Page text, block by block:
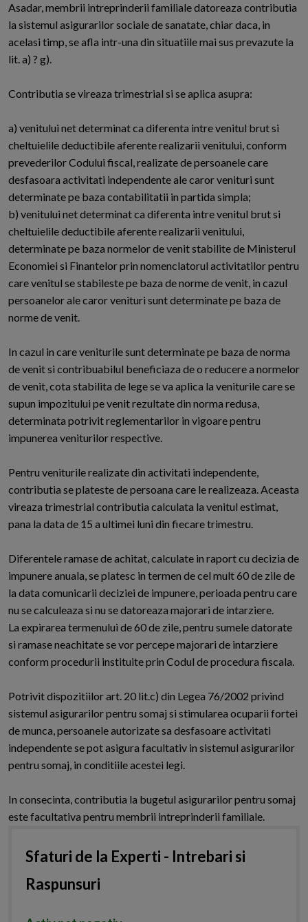
Asadar, membrii intreprinderii familiale datoreaza contributia
la sistemul asigurarilor sociale de sanatate, chiar daca, in
acelasi timp, se afla intr-una din situatiile mai sus prevazute la
lit. a) ? g).
Contributia se vireaza trimestrial si se aplica asupra:
a) venitului net determinat ca diferenta intre venitul brut si
cheltuielile deductibile aferente realizarii venitului, conform
prevederilor Codului fiscal, realizate de persoanele care
desfasoara activitati independente ale caror venituri sunt
determinate pe baza contabilitatii in partida simpla;
b) venitului net determinat ca diferenta intre venitul brut si
cheltuielile deductibile aferente realizarii venitului,
determinate pe baza normelor de venit stabilite de Ministerul
Economiei si Finantelor prin nomenclatorul activitatilor pentru
care venitul se stabileste pe baza de norme de venit, in cazul
persoanelor ale caror venituri sunt determinate pe baza de
norme de venit.
In cazul in care veniturile sunt determinate pe baza de norma
de venit si contribuabilul beneficiaza de o reducere a normelor
de venit, cota stabilita de lege se va aplica la veniturile care se
supun impozitului pe venit rezultate din norma redusa,
determinata potrivit reglementarilor in vigoare pentru
impunerea veniturilor respective.
Pentru veniturile realizate din activitati independente,
contributia se plateste de persoana care le realizeaza. Aceasta
vireaza trimestrial contributia calculata la venitul estimat,
pana la data de 15 a ultimei luni din fiecare trimestru.
Diferentele ramase de achitat, calculate in raport cu decizia de
impunere anuala, se platesc in termen de cel mult 60 de zile de
la data comunicarii deciziei de impunere, perioada pentru care
nu se calculeaza si nu se datoreaza majorari de intarziere.
La expirarea termenului de 60 de zile, pentru sumele datorate
si ramase neachitate se vor percepe majorari de intarziere
conform procedurii instituite prin Codul de procedura fiscala.
Potrivit dispozitiilor art. 20 lit.c) din Legea 76/2002 privind
sistemul asigurarilor pentru somaj si stimularea ocuparii fortei
de munca, persoanele autorizate sa desfasoare activitati
independente se pot asigura facultativ in sistemul asigurarilor
pentru somaj, in conditiile acestei legi.
In consecinta, contributia la bugetul asigurarilor pentru somaj
este facultativa pentru membrii intreprinderii familiale.
Sfaturi de la Experti - Intrebari si
Raspunsuri